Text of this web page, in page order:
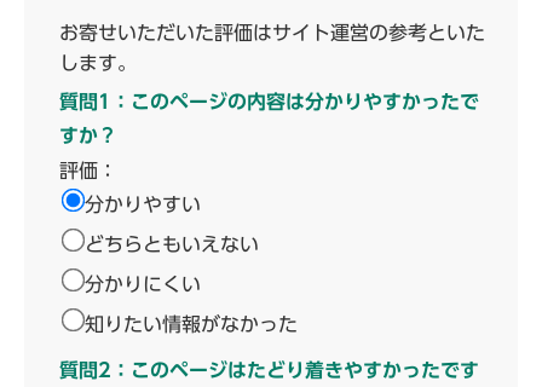
お寄せいただいた評価はサイト運営の参考といた
します。
質問1：このページの内容は分かりやすかったで
すか？
評価：
分かりやすい
どちらともいえない
分かりにくい
知りたい情報がなかった
質問2：このページはたどり着きやすかったです